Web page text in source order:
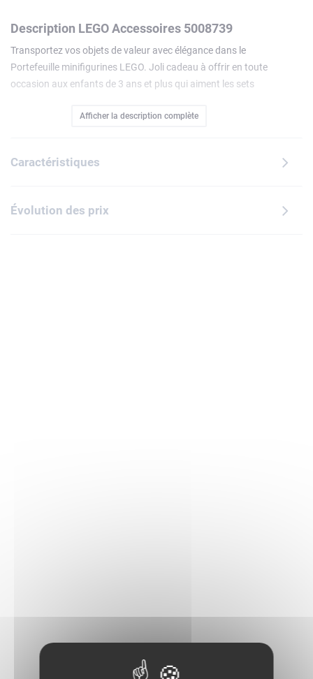
Description LEGO Accessoires 5008739
Transportez vos objets de valeur avec élégance dans le
Portefeuille minifigurines LEGO. Joli cadeau à offrir en toute
occasion aux enfants de 3 ans et plus qui aiment les sets
fermeture à scratch et s'orne de visages de minifigurines
pièces de monnaie et une poche transparente pour les
permettant aux constructeurs LEGO de ranger leur argent !
Afficher la description complète
Caractéristiques
Évolution des prix